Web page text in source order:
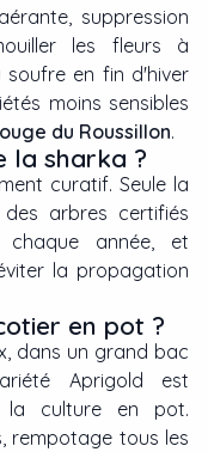
suppression
les fleurs à
soufre en fin d'hiver
moins sensibles
du Roussillon.
la sharka ?
curatif. Seule la
arbres certifiés
chaque année, et
la propagation
en pot ?
dans un grand bac
Aprigold est
la culture en pot.
rempotage tous les